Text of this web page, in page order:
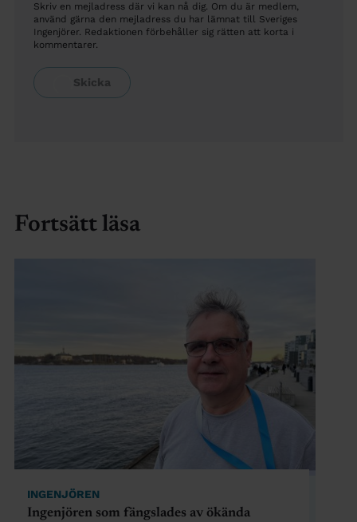
Skriv en mejladress där vi kan nå dig. Om du är medlem,
använd gärna den mejladress du har lämnat till Sveriges
Ingenjörer. Redaktionen förbehåller sig rätten att korta i
kommentarer.
Fortsätt läsa
INGENJÖREN
Ingenjören som fängslades av ökända